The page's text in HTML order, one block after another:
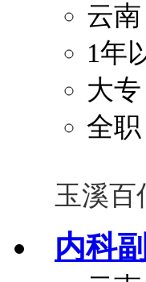
云南
1年
大专
全职
玉溪百
内科